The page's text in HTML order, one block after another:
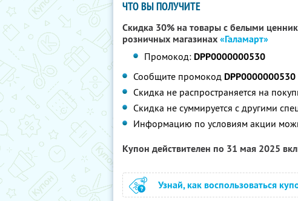
ЧТО ВЫ ПОЛУЧИТЕ
Скидка 30% на товары с белыми
розничных магазинах«Галамарт»
Промокод: DPP0000000530
Сообщите промокод DPP0000000530
Скидка не распространяется на
Скидка не суммируется с другими
Информацию по условиям акции
Купон действителен по 31 мая 2025
Узнай, как воспользоваться